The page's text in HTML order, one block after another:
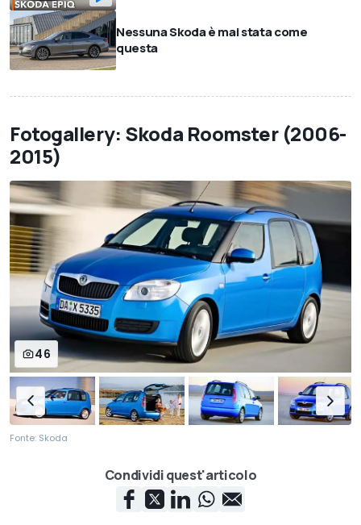
Nessuna Skoda è mai stata come
questa
Fotogallery: Skoda Roomster (2006-
2015)
46
Fonte: Skoda
Condividi quest'articolo